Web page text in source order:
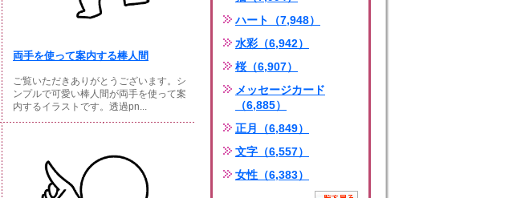
両手を使って案内する棒人間
ご覧いただきありがとうございます。シ
ンプルで可愛い棒人間が両手を使って案
内するイラストです。透過pn...
ハート（7,948）
水彩（6,942）
桜（6,907）
メッセージカード
（6,885）
正月（6,849）
文字（6,557）
女性（6,383）